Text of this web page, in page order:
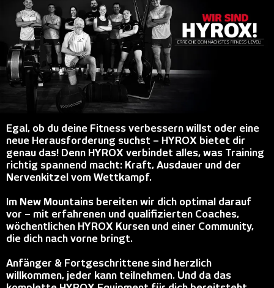
Egal, ob du deine Fitness verbessern willst oder eine
neue Herausforderung suchst – HYROX bietet dir
genau das! Denn HYROX verbindet alles, was Training
richtig spannend macht: Kraft, Ausdauer und der
Nervenkitzel vom Wettkampf.
Im New Mountains bereiten wir dich optimal darauf
vor – mit erfahrenen und qualifizierten Coaches,
wöchentlichen HYROX Kursen und einer Community,
die dich nach vorne bringt.
Anfänger & Fortgeschrittene sind herzlich
willkommen, jeder kann teilnehmen. Und da das